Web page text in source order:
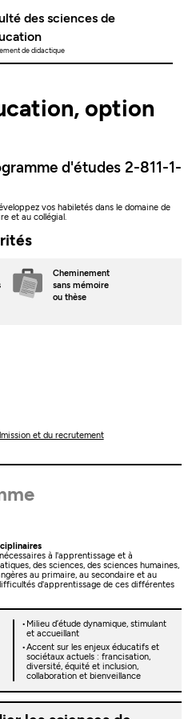
des sciences de
de didactique
option
d'études 2-811-1-
vos habiletés dans le domaine de
et au collégial.
Cheminement
sans mémoire
ou thèse
et du recrutement
à l'apprentissage et à
des sciences, des sciences humaines,
au primaire, au secondaire et au
d'apprentissage de ces différentes
Milieu d’étude dynamique, stimulant
et accueillant
Accent sur les enjeux éducatifs et
sociétaux actuels : francisation,
diversité, équité et inclusion,
collaboration et bienveillance